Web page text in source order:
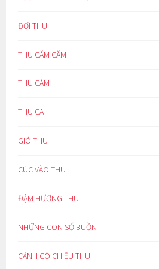
ĐỢI THU
THU CĂM CĂM
THU CẢM
THU CA
GIÓ THU
CÚC VÀO THU
ĐẬM HƯƠNG THU
NHỮNG CON SỐ BUỒN
CÁNH CÒ CHIỀU THU